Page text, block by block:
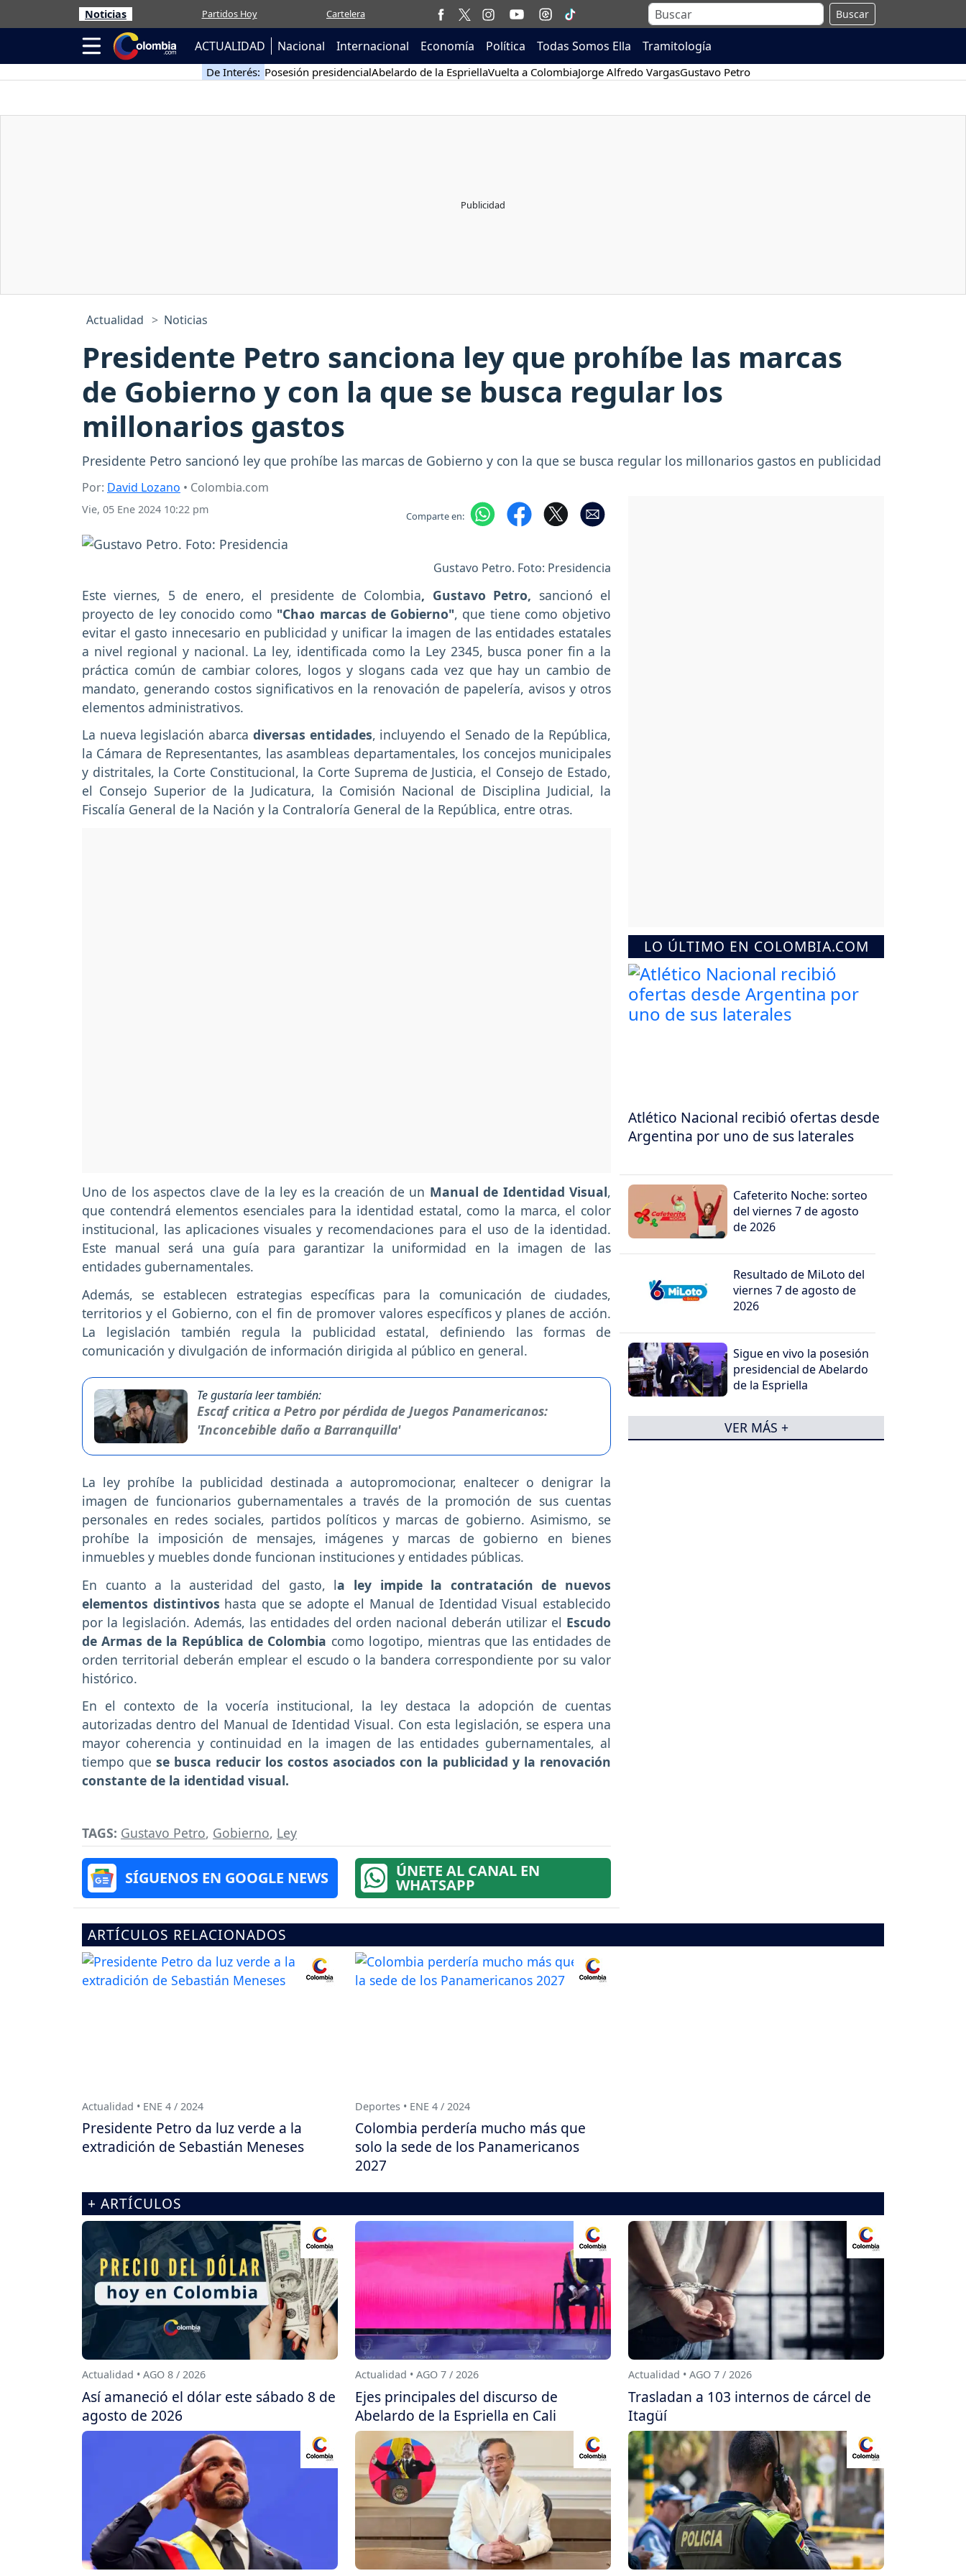
Noticias Partidos Hoy Cartelera Buscar
ACTUALIDAD Nacional Internacional Economía Política Todas Somos Ella Tramitología
De Interés: Posesión presidencialAbelardo de la EspriellaVuelta a ColombiaJorge Alfredo VargasGustavo Petro
Actualidad Noticias
Presidente Petro sanciona ley que prohíbe las marcas
de Gobierno y con la que se busca regular los
millonarios gastos
Presidente Petro sancionó ley que prohíbe las marcas de Gobierno y con la que se busca regular los millonarios gastos en publicidad
Por: David Lozano • Colombia.com
Vie, 05 Ene 2024 10:22 pm Comparte en:
Gustavo Petro. Foto: Presidencia
Este viernes, 5 de enero, el presidente de Colombia, Gustavo Petro, sancionó el
proyecto de ley conocido como "Chao marcas de Gobierno", que tiene como objetivo
evitar el gasto innecesario en publicidad y unificar la imagen de las entidades estatales
a nivel regional y nacional. La ley, identificada como la Ley 2345, busca poner fin a la
práctica común de cambiar colores, logos y slogans cada vez que hay un cambio de
mandato, generando costos significativos en la renovación de papelería, avisos y otros
elementos administrativos.
La nueva legislación abarca diversas entidades, incluyendo el Senado de la República,
la Cámara de Representantes, las asambleas departamentales, los concejos municipales
y distritales, la Corte Constitucional, la Corte Suprema de Justicia, el Consejo de Estado,
el Consejo Superior de la Judicatura, la Comisión Nacional de Disciplina Judicial, la
Fiscalía General de la Nación y la Contraloría General de la República, entre otras.
Uno de los aspectos clave de la ley es la creación de un Manual de Identidad Visual,
que contendrá elementos esenciales para la identidad estatal, como la marca, el color
institucional, las aplicaciones visuales y recomendaciones para el uso de la identidad.
Este manual será una guía para garantizar la uniformidad en la imagen de las
entidades gubernamentales.
Además, se establecen estrategias específicas para la comunicación de ciudades,
territorios y el Gobierno, con el fin de promover valores específicos y planes de acción.
La legislación también regula la publicidad estatal, definiendo las formas de
comunicación y divulgación de información dirigida al público en general.
Te gustaría leer también:
Escaf critica a Petro por pérdida de Juegos Panamericanos:
'Inconcebible daño a Barranquilla'
La ley prohíbe la publicidad destinada a autopromocionar, enaltecer o denigrar la
imagen de funcionarios gubernamentales a través de la promoción de sus cuentas
personales en redes sociales, partidos políticos y marcas de gobierno. Asimismo, se
prohíbe la imposición de mensajes, imágenes y marcas de gobierno en bienes
inmuebles y muebles donde funcionan instituciones y entidades públicas.
En cuanto a la austeridad del gasto, la ley impide la contratación de nuevos
elementos distintivos hasta que se adopte el Manual de Identidad Visual establecido
por la legislación. Además, las entidades del orden nacional deberán utilizar el Escudo
de Armas de la República de Colombia como logotipo, mientras que las entidades de
orden territorial deberán emplear el escudo o la bandera correspondiente por su valor
histórico.
En el contexto de la vocería institucional, la ley destaca la adopción de cuentas
autorizadas dentro del Manual de Identidad Visual. Con esta legislación, se espera una
mayor coherencia y continuidad en la imagen de las entidades gubernamentales, al
tiempo que se busca reducir los costos asociados con la publicidad y la renovación
constante de la identidad visual.
TAGS: Gustavo Petro, Gobierno, Ley
SÍGUENOS EN GOOGLE NEWS ÚNETE AL CANAL EN
WHATSAPP
LO ÚLTIMO EN COLOMBIA.COM
Atlético Nacional recibió ofertas desde
Argentina por uno de sus laterales
Cafeterito Noche: sorteo
del viernes 7 de agosto
de 2026
Resultado de MiLoto del
viernes 7 de agosto de
2026
Sigue en vivo la posesión
presidencial de Abelardo
de la Espriella
VER MÁS +
ARTÍCULOS RELACIONADOS
Actualidad • ENE 4 / 2024
Presidente Petro da luz verde a la
extradición de Sebastián Meneses
Deportes • ENE 4 / 2024
Colombia perdería mucho más que
solo la sede de los Panamericanos
2027
+ ARTÍCULOS
Actualidad • AGO 8 / 2026
Así amaneció el dólar este sábado 8 de
agosto de 2026
Actualidad • AGO 7 / 2026
Ejes principales del discurso de
Abelardo de la Espriella en Cali
Actualidad • AGO 7 / 2026
Trasladan a 103 internos de cárcel de
Itagüí